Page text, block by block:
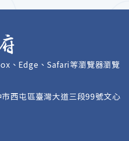
、Edge、Safari等瀏覽器瀏覽
西屯區臺灣大道三段99號文心